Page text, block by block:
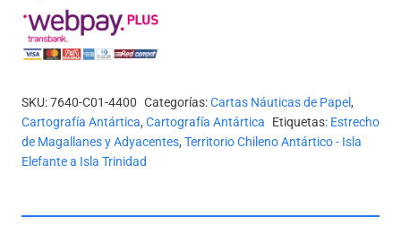
14400
(INT
9155)
ANTÁRTICA
-
ESTRECHO
-
SKU:7640-C01-4400 Categorías:Cartas Náuticas de Papel,
Cartografía Antártica, Cartografía Antártica Etiquetas: Estrecho
de Magallanes y Adyacentes, Territorio Chileno Antártico - Isla
Elefante a Isla Trinidad